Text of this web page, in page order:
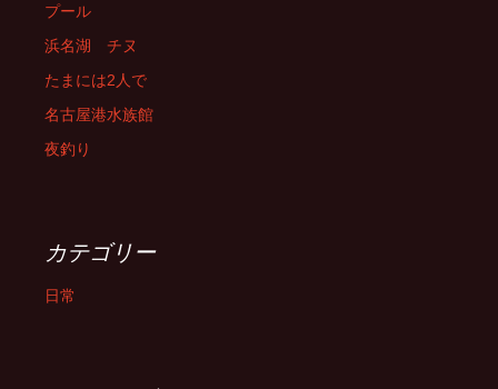
プール
浜名湖 チヌ
たまには2人で
名古屋港水族館
夜釣り
カテゴリー
日常